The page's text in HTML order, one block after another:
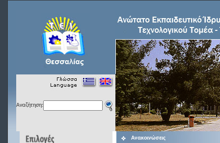
Αναζήτηση:
Ανακοινώσεις